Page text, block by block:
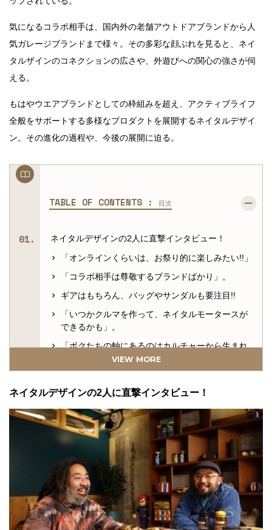
気になるコラボ相手は、国内外の老舗アウトドアブランドから人
気ガレージブランドまで様々。その多彩な顔ぶれを見ると、ネイ
タルザインのコネクションの広さや、外遊びへの関心の強さが伺
える。
もはやウエアブランドとしての枠組みを超え、アクティブライフ
全般をサポートする多様なプロダクトを展開するネイタルデザイ
ン。その進化の過程や、今後の展開に迫る。
TABLE OF CONTENTS : 目次
ネイタルデザインの2人に直撃インタビュー！
「オンラインくらいは、お祭り的に楽しみたい!!」
「コラボ相手は尊敬するブランドばかり」。
ギアはもちろん、バッグやサンダルも要注目!!
「いつかクルマを作って、ネイタルモータースが
できるかも」。
「ボクたちの軸にあるのはカルチャーから生まれ
るデザイン」。
でもらえれば」。
ネイタルジャック企画は、3月15日（月）お昼12時か
らスタート！
VIEW MORE
ネイタルデザインの2人に直撃インタビュー！